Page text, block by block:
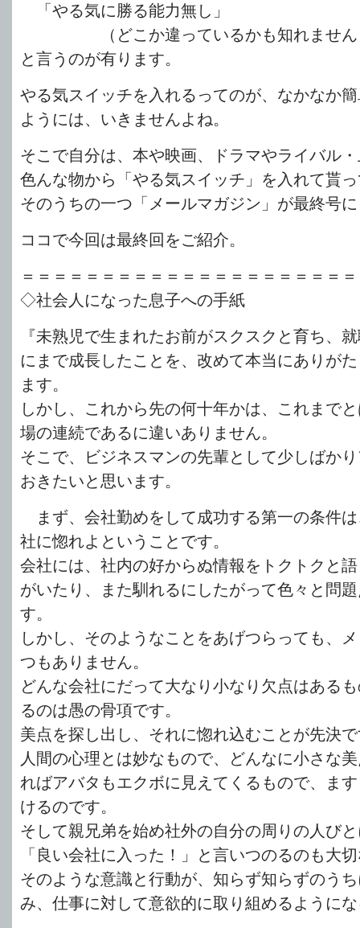
「やる気に勝る能力無し」
（どこか違っているかも知れません
と言うのが有ります。
やる気スイッチを入れるってのが、なかなか
ようには、いきませんよね。
そこで自分は、本や映画、ドラマやライバル
色んな物から「やる気スイッチ」を入れて貰
そのうちの一つ「メールマガジン」が最終号
ココで今回は最終回をご紹介。
＝＝＝＝＝＝＝＝＝＝＝＝＝＝＝＝＝＝＝＝
◇社会人になった息子への手紙
『未熟児で生まれたお前がスクスクと育ち、
にまで成長したことを、改めて本当にありが
ます。
しかし、これから先の何十年かは、これまで
場の連続であるに違いありません。
そこで、ビジネスマンの先輩として少しばか
おきたいと思います。
まず、会社勤めをして成功する第一の条件
社に惚れよということです。
会社には、社内の好からぬ情報をトクトクと
がいたり、また馴れるにしたがって色々と問
す。
しかし、そのようなことをあげつらっても、
つもありません。
どんな会社にだって大なり小なり欠点はある
るのは愚の骨項です。
美点を探し出し、それに惚れ込むことが先決
人間の心理とは妙なもので、どんなに小さな
ればアバタもエクボに見えてくるもので、ま
けるのです。
そして親兄弟を始め社外の自分の周りの人び
「良い会社に入った！」と言いつのるのも大
そのような意識と行動が、知らず知らずのう
み、仕事に対して意欲的に取り組めるように